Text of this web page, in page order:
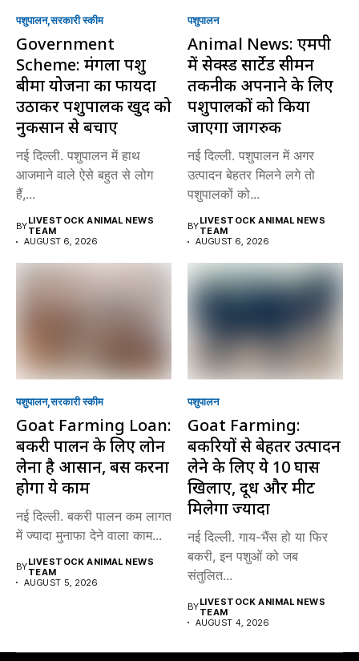
पशुपालन सरकारी स्की‍म
Government
Scheme: मंगला पशु
बीमा योजना का फायदा
उठाकर पशुपालक खुद को
नुकसान से बचाएं
नई दिल्ली. पशुपालन में हाथ
आजमाने वाले ऐसे बहुत से लोग
हैं,...
BYLIVESTOCK ANIMAL NEWS
TEAM
AUGUST 6, 2026
पशुपालन
Animal News: एमपी
में सेक्स्ड सार्टेड सीमन
तकनीक अपनाने के लिए
पशुपालकों को किया
जाएगा जागरुक
नई दिल्ली. पशुपालन में अगर
उत्पादन बेहतर मिलने लगे तो
पशुपालकों को...
BYLIVESTOCK ANIMAL NEWS
TEAM
AUGUST 6, 2026
पशुपालन सरकारी स्की‍म
Goat Farming Loan:
बकरी पालन के लिए लोन
लेना है आसान, बस करना
होगा ये काम
नई दिल्ली. बकरी पालन कम लागत
में ज्यादा मुनाफा देने वाला काम...
BYLIVESTOCK ANIMAL NEWS
TEAM
AUGUST 5, 2026
पशुपालन
Goat Farming:
बकरियों से बेहतर उत्पादन
लेने के लिए ये 10 घास
खिलाएं, दूध और मीट
मिलेगा ज्यादा
नई दिल्ली. गाय-भैंस हो या फिर
बकरी, इन पशुओं को जब
संतुलित...
BYLIVESTOCK ANIMAL NEWS
TEAM
AUGUST 4, 2026